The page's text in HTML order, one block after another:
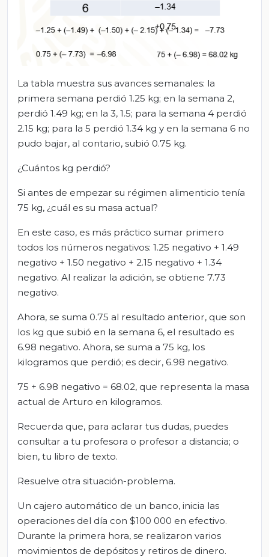
La tabla muestra sus avances semanales: la
primera semana perdió 1.25 kg; en la semana 2,
perdió 1.49 kg; en la 3, 1.5; para la semana 4 perdió
2.15 kg; para la 5 perdió 1.34 kg y en la semana 6 no
pudo bajar, al contario, subió 0.75 kg.
¿Cuántos kg perdió?
Si antes de empezar su régimen alimenticio tenía
75 kg, ¿cuál es su masa actual?
En este caso, es más práctico sumar primero
todos los números negativos: 1.25 negativo + 1.49
negativo + 1.50 negativo + 2.15 negativo + 1.34
negativo. Al realizar la adición, se obtiene 7.73
negativo.
Ahora, se suma 0.75 al resultado anterior, que son
los kg que subió en la semana 6, el resultado es
6.98 negativo. Ahora, se suma a 75 kg, los
kilogramos que perdió; es decir, 6.98 negativo.
75 + 6.98 negativo = 68.02, que representa la masa
actual de Arturo en kilogramos.
Recuerda que, para aclarar tus dudas, puedes
consultar a tu profesora o profesor a distancia; o
bien, tu libro de texto.
Resuelve otra situación-problema.
Un cajero automático de un banco, inicia las
operaciones del día con $100 000 en efectivo.
Durante la primera hora, se realizaron varios
movimientos de depósitos y retiros de dinero.